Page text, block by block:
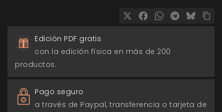
Edición PDF gratis
con la edición física en más de 200
productos.
Pago seguro
a través de Paypal, transferencia o tarjeta de